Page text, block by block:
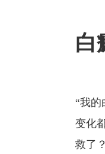
白
“我
变化
救了